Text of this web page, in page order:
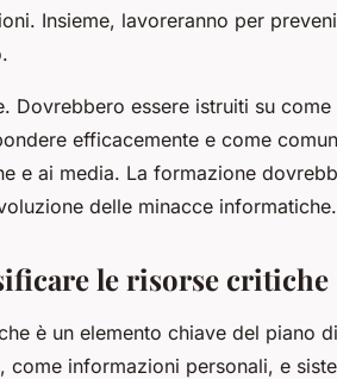
Insieme, lavoreranno per
Dovrebbero essere istruiti su
efficacemente e come
e ai media. La formazione
delle minacce informatiche.
le risorse critiche
è un elemento chiave del piano
, come informazioni personali, e